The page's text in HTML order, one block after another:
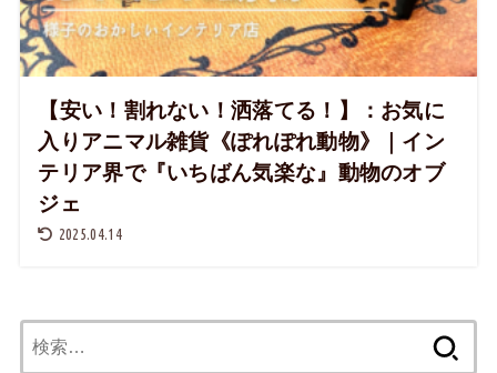
【安い！割れない！洒落てる！】：お気に
入りアニマル雑貨《ぽれぽれ動物》｜イン
テリア界で『いちばん気楽な』動物のオブ
ジェ
2025.04.14